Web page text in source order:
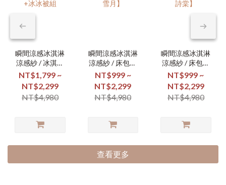
瞬間涼感冰淇淋
涼感紗 / 冰淇淋
床包+冰冰被組
NT$1,799 ~
NT$2,299
NT$4,980
瞬間涼感冰淇淋
涼感紗 / 床包組
【微涼雪月】
NT$999 ~
NT$2,299
NT$4,980
瞬間涼感冰淇淋
涼感紗 / 床包組
【花田詩棠】
NT$999 ~
NT$2,299
NT$4,980
查看更多